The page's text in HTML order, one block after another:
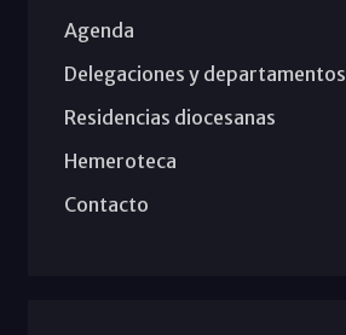
Agenda
Delegaciones y departamentos
Residencias diocesanas
Hemeroteca
Contacto